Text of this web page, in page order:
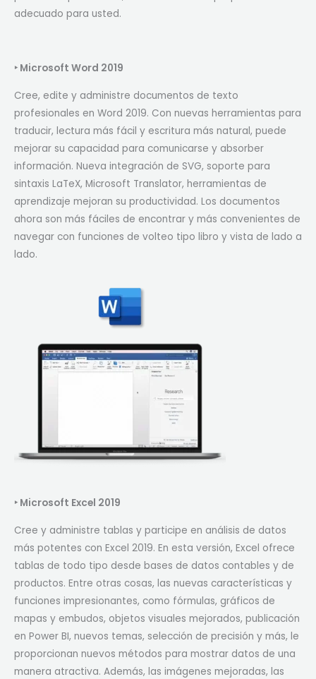
adecuado para usted.
‣ Microsoft Word 2019
Cree, edite y administre documentos de texto
profesionales en Word 2019. Con nuevas herramientas para
traducir, lectura más fácil y escritura más natural, puede
mejorar su capacidad para comunicarse y absorber
información. Nueva integración de SVG, soporte para
sintaxis LaTeX, Microsoft Translator, herramientas de
aprendizaje mejoran su productividad. Los documentos
ahora son más fáciles de encontrar y más convenientes de
navegar con funciones de volteo tipo libro y vista de lado a
lado.
‣ Microsoft Excel 2019
Cree y administre tablas y participe en análisis de datos
más potentes con Excel 2019. En esta versión, Excel ofrece
tablas de todo tipo desde bases de datos contables y de
productos. Entre otras cosas, las nuevas características y
funciones impresionantes, como fórmulas, gráficos de
mapas y embudos, objetos visuales mejorados, publicación
en Power BI, nuevos temas, selección de precisión y más, le
proporcionan nuevos métodos para mostrar datos de una
manera atractiva. Además, las imágenes mejoradas, las